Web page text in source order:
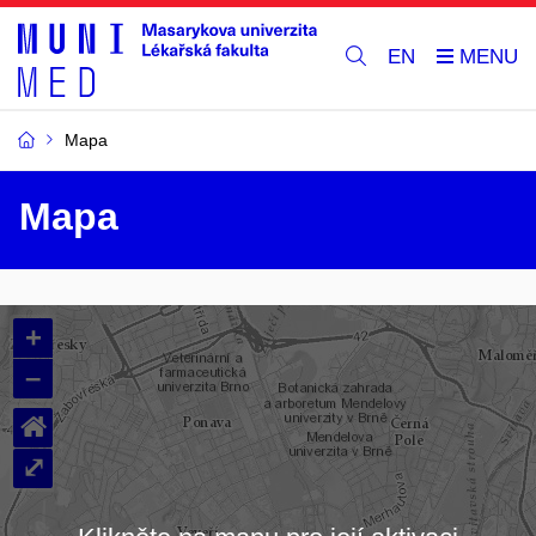
EN
Mapa
Mapa
+
–
⌂
⤢